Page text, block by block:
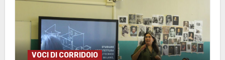
VOCI DI CORRIDOIO